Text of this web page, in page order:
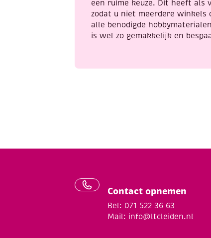
een ruime keuze. Dit heeft als
zodat u niet meerdere winkels
alle benodigde
is wel zo gemakkelijk en
Contact opnemen
Bel: 071 522 36 63
Mail: info@ltcleiden.nl